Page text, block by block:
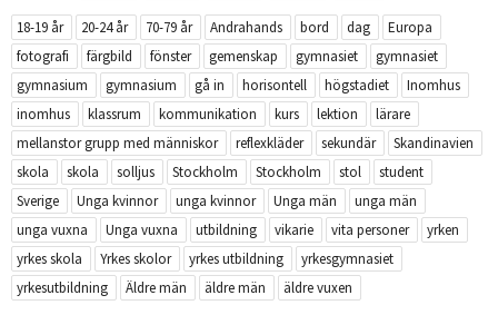
18-19 år
20-24 år 70-79 år Andrahands bord dag
Europa
fotografi
färgbild fönster gemenskap gymnasiet
gymnasiet
gymnasium
gymnasium gå in horisontell högstadiet
Inomhus
inomhus
klassrum kommunikation kurs lektion
lärare
mellanstor grupp med människor
reflexkläder sekundär
Skandinavien
skola
skola solljus Stockholm Stockholm stol
student
Sverige
Unga kvinnor unga kvinnor Unga män
unga män
unga vuxna
Unga vuxna utbildning vikarie vita personer
yrken
yrkes skola
Yrkes skolor yrkes utbildning
yrkesgymnasiet
yrkesutbildning
Äldre män äldre män äldre vuxen